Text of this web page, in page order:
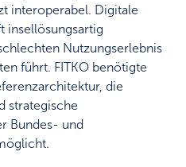
interoperabel. Digitale
insellösungsartig
Nutzungserlebnis
führt. FITKO benötigte
die
strategische
Bundes- und